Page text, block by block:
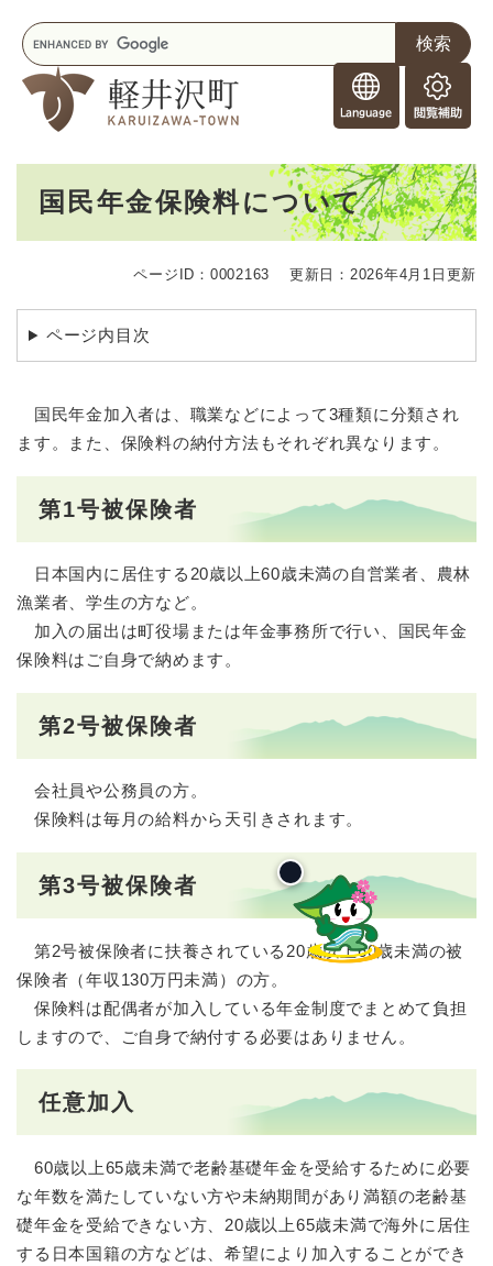
o
r
e
i
n
閲
覧
助
キ
ー
ワ
国民年金保険料について
ページID：0002163 更新日：2026年4月1日更新
ページ内目次
国民年金加入者は、職業などによって3種類に分類され
ます。また、保険料の納付方法もそれぞれ異なります。
第1号被保険者
日本国内に居住する20歳以上60歳未満の自営業者、農林
漁業者、学生の方など。
加入の届出は町役場または年金事務所で行い、国民年金
保険料はご自身で納めます。
第2号被保険者
会社員や公務員の方。
保険料は毎月の給料から天引きされます。
第3号被保険者
第2号被保険者に扶養されている20歳以上60歳未満の被
保険者（年収130万円未満）の方。
保険料は配偶者が加入している年金制度でまとめて負担
しますので、ご自身で納付する必要はありません。
任意加入
60歳以上65歳未満で老齢基礎年金を受給するために必要
な年数を満たしていない方や未納期間があり満額の老齢基
礎年金を受給できない方、20歳以上65歳未満で海外に居住
する日本国籍の方などは、希望により加入することができ